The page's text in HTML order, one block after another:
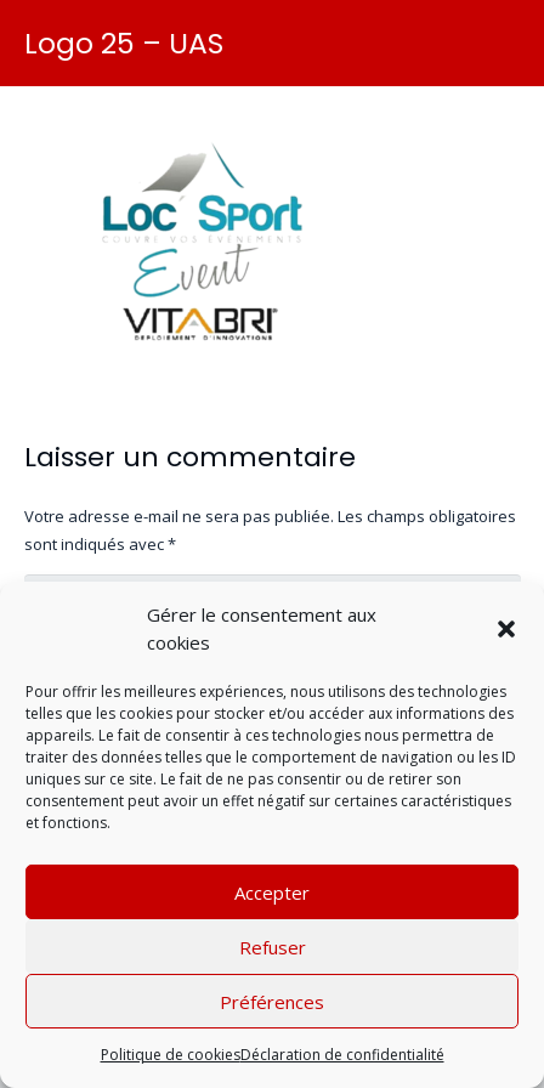
Gérer le consentement aux
cookies
Pour offrir les meilleures expériences, nous utilisons des technologies
telles que les cookies pour stocker et/ou accéder aux informations des
appareils. Le fait de consentir à ces technologies nous permettra de
traiter des données telles que le comportement de navigation ou les ID
uniques sur ce site. Le fait de ne pas consentir ou de retirer son
consentement peut avoir un effet négatif sur certaines caractéristiques
et fonctions.
Accepter
Refuser
Préférences
Politique de cookiesDéclaration de confidentialité
Logo 25 – UAS
Laisser un commentaire
Votre adresse e-mail ne sera pas publiée. Les champs obligatoires
sont indiqués avec*
| © 2022 |
confidentialité